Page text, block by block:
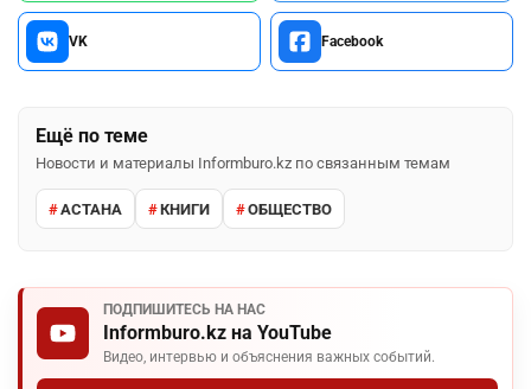
VK Facebook
Ещё по теме
Новости и материалы Informburo.kz по связанным темам
АСТАНА КНИГИ ОБЩЕСТВО
ПОДПИШИТЕСЬ НА НАС
Informburo.kz на YouTube
Видео, интервью и объяснения важных событий.